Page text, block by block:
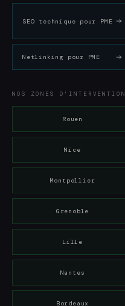
SEO technique pour PME
Netlinking pour PME
NOS ZONES D'INTERVENTION
Rouen
Nice
Montpellier
Grenoble
Lille
Nantes
Bordeaux